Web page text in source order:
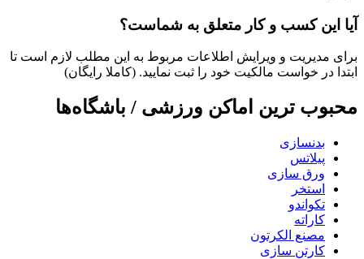
آیا این کسب و کار متعلق به شماست؟
برای مدیریت و ویرایش اطلاعات مربوط به این مطلب لازم است تا
ابتدا در خواست مالکیت خود را ثبت نمایید. (کاملا رایگان)
محبوب ترین اماکن ورزشی / باشگاه‌ها
بدنسازی
پیلاتس
ورق سازی
استخر
تکواندو
کاراته
مصنع الکرتون
کارتن سازی